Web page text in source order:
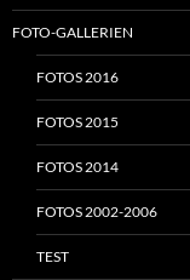
FOTO-GALLERIEN
FOTOS 2016
FOTOS 2015
FOTOS 2014
FOTOS 2002-2006
TEST